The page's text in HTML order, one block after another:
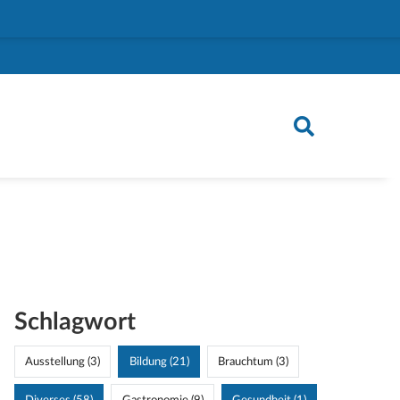
Schlagwort
Ausstellung (3) Bildung (21) Brauchtum (3)